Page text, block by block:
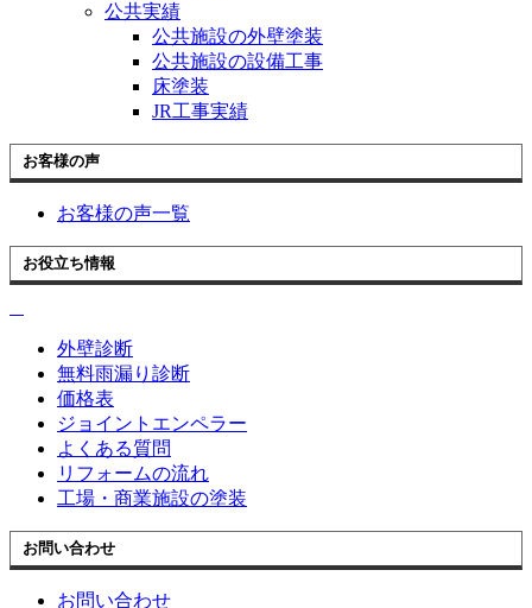
公共実績
公共施設の外壁塗装
公共施設の設備工事
床塗装
JR工事実績
お客様の声
お客様の声一覧
お役立ち情報
外壁診断
無料雨漏り診断
価格表
ジョイントエンペラー
よくある質問
リフォームの流れ
工場・商業施設の塗装
お問い合わせ
お問い合わせ